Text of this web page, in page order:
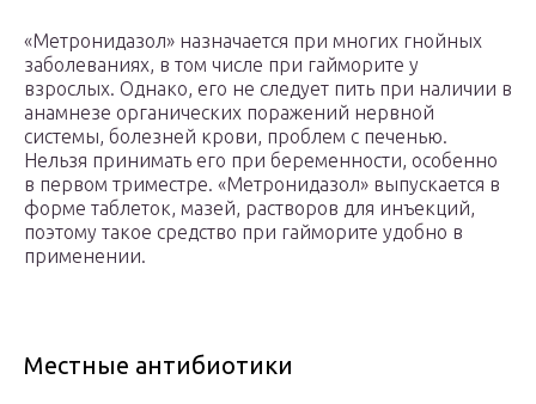
«Метронидазол» назначается при многих гнойных
заболеваниях, в том числе при гайморите у
взрослых. Однако, его не следует пить при наличии в
анамнезе органических поражений нервной
системы, болезней крови, проблем с печенью.
Нельзя принимать его при беременности, особенно
в первом триместре. «Метронидазол» выпускается в
форме таблеток, мазей, растворов для инъекций,
поэтому такое средство при гайморите удобно в
применении.
Местные антибиотики